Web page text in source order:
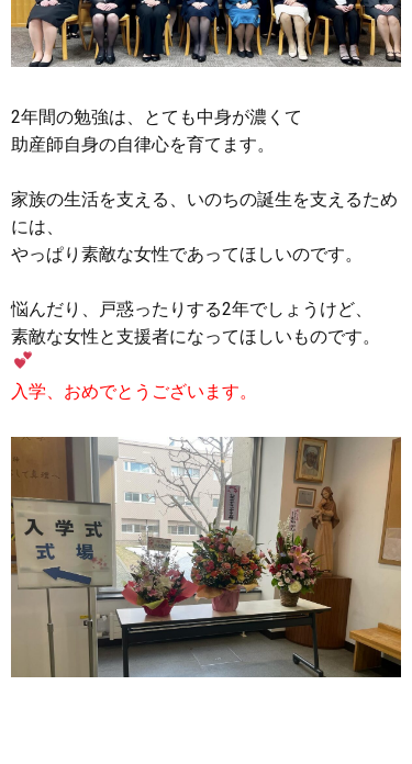
2年間の勉強は、とても中身が濃くて
助産師自身の自律心を育てます。
家族の生活を支える、いのちの誕生を支えるため
には、
やっぱり素敵な女性であってほしいのです。
悩んだり、戸惑ったりする2年でしょうけど、
素敵な女性と支援者になってほしいものです。
入学、おめでとうございます。